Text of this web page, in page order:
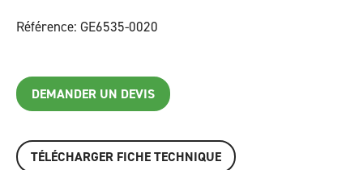
Référence: GE6535-0020
DEMANDER UN DEVIS
TÉLÉCHARGER FICHE TECHNIQUE